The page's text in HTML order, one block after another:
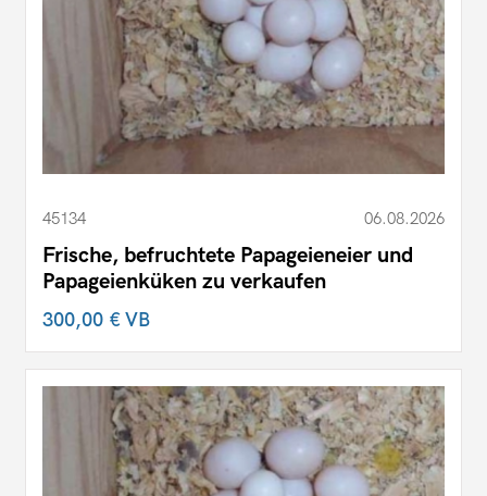
45134 06.08.2026
Frische, befruchtete Papageieneier und
Papageienküken zu verkaufen
300,00 €VB